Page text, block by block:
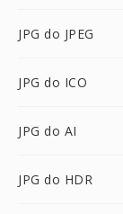
JPG do JPEG
JPG do ICO
JPG do AI
JPG do HDR